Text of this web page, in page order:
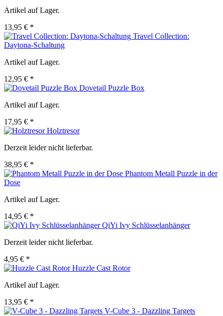
Artikel auf Lager.
13,95 € *
Travel Collection:
Daytona-Schaltung
Artikel auf Lager.
12,95 € *
Dovetail Puzzle Box
Artikel auf Lager.
17,95 € *
Holztresor
Derzeit leider nicht lieferbar.
38,95 € *
Phantom Metall Puzzle in der
Dose
Artikel auf Lager.
14,95 € *
QiYi Ivy Schlüsselanhänger
Derzeit leider nicht lieferbar.
4,95 € *
Huzzle Cast Rotor
Artikel auf Lager.
13,95 € *
V-Cube 3 - Dazzling Targets